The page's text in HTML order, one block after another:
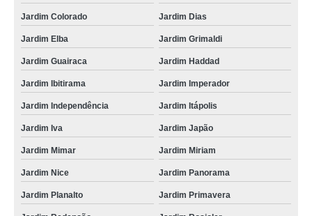
manutenção de equipamento de laticínios Vila Matias
maquinário para fábrica suco preço Contagem
maquinário para fábrica de bebidas preço Parque Res. Oratorio
maquinário para laticínio Salvador
maquinário para fábrica de sucos orçamento São Nicolau
manutenção de maquinário para fábrica bebidas Resplendor
Jardim Colorado Jardim Dias
Jardim Elba Jardim Grimaldi
Jardim Guairaca Jardim Haddad
Jardim Ibitirama Jardim Imperador
Jardim Independência Jardim Itápolis
Jardim Iva Jardim Japão
Jardim Mimar Jardim Miriam
Jardim Nice Jardim Panorama
Jardim Planalto Jardim Primavera